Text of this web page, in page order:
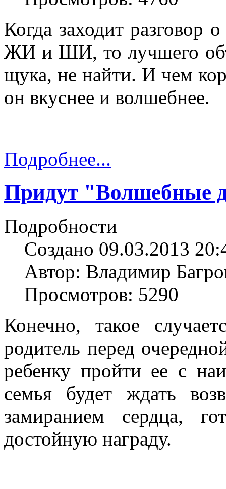
Когда заходит разговор
ЖИ и ШИ, то лучшего
щука, не найти. И чем
он вкуснее и волшебнее.
Подробнее...
Придут "Волшебные
Подробности
Создано 09.03.2013
Автор: Владимир
Просмотров: 5290
Конечно, такое
родитель перед
ребенку пройти ее с
семья будет ждать
замиранием сердца,
достойную награду.